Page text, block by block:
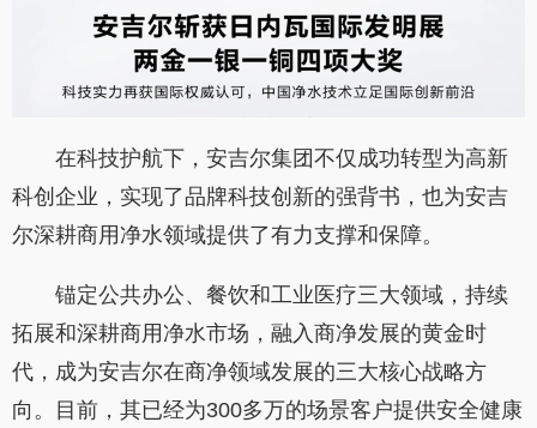
在科技护航下，安吉尔集团不仅成功转型为高新
科创企业，实现了品牌科技创新的强背书，也为安吉
尔深耕商用净水领域提供了有力支撑和保障。
锚定公共办公、餐饮和工业医疗三大领域，持续
拓展和深耕商用净水市场，融入商净发展的黄金时
代，成为安吉尔在商净领域发展的三大核心战略方
向。目前，其已经为300多万的场景客户提供安全健康